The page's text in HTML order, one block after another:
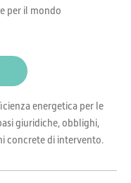
per il mondo
energetica per le
giuridiche, obblighi,
concrete di intervento.